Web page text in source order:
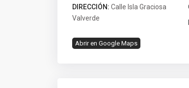
DIRECCIÓN: Calle Isla Graciosa
Valverde
Abrir en Google Maps